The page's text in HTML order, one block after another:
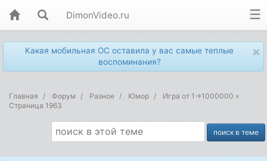
DimonVideo.ru
×
Какая мобильная ОС оставила у вас самые теплые
воспоминания?
Главная Форум Разное Юмор
Игра от 1->1000000 »
Страница 1963